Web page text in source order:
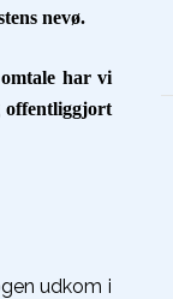
nevø.
har vi
offentliggjort
udkom i